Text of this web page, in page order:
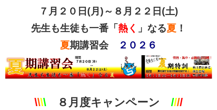
７月２０日(月)～８月２２日(土)
先生も生徒も一番「 熱く 」なる夏 ！
夏期講習会 ２０２６
\\\\ ８ 月度キャンペーン ////